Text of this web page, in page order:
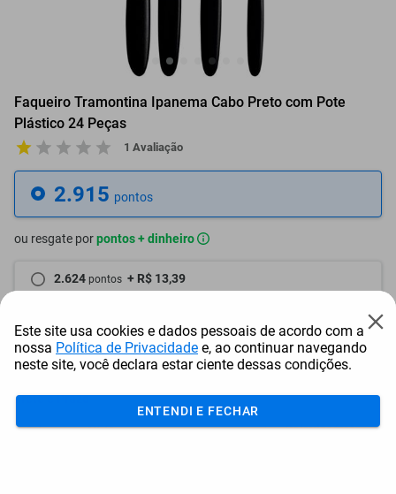
Faqueiro Tramontina Ipanema Cabo Preto com Pote
Plástico 24 Peças
1 Avaliação
2.915 pontos
ou resgate porpontos + dinheiro
2.624 pontos + R$ 13,39
2.332 pontos + R$ 26,82
Frete e Prazo
Calcular frete
Este site usa cookies e dados pessoais de acordo com a
nossa Política de Privacidade e, ao continuar navegando
neste site, você declara estar ciente dessas condições.
ENTENDI E FECHAR